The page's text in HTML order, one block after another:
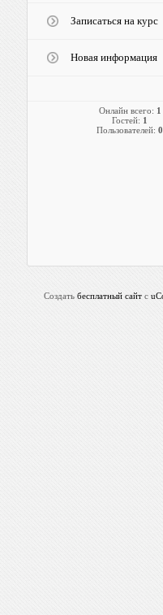
Записаться на курс
Новая информация
Онлайн всего: 1
Гостей: 1
Пользователей: 0
Создать бесплатный сайт с